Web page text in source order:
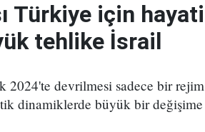
Türkiye için hayati
tehlike İsrail
2024'te devrilmesi sadece bir rejim
dinamiklerde büyük bir değişime